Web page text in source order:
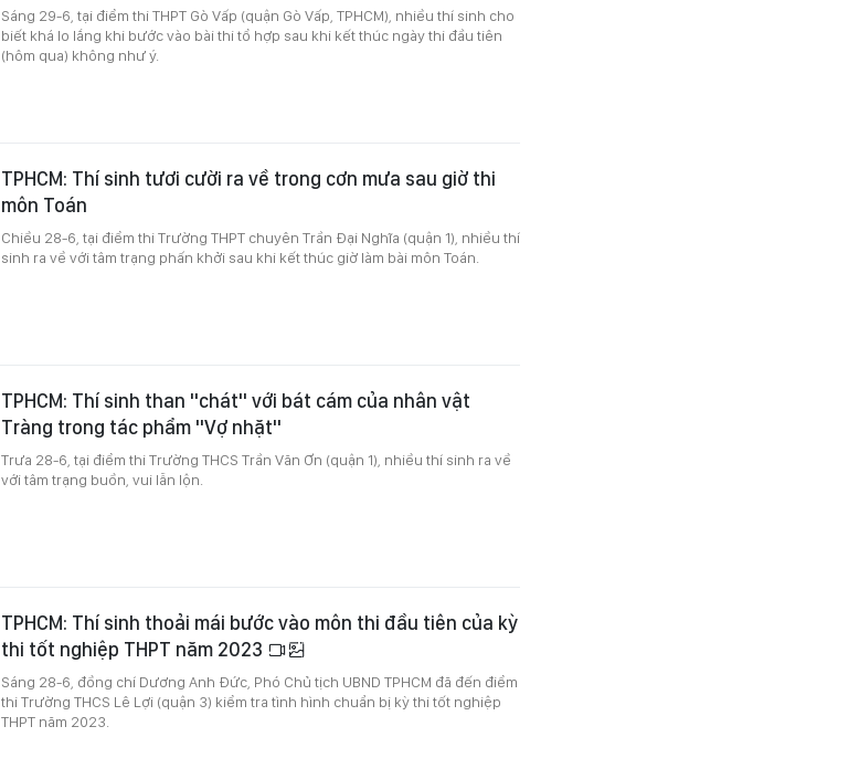
Sáng 29-6, tại điểm thi THPT Gò Vấp (quận Gò Vấp, TPHCM), nhiều thí sinh cho
biết khá lo lắng khi bước vào bài thi tổ hợp sau khi kết thúc ngày thi đầu tiên
(hôm qua) không như ý.
TPHCM: Thí sinh tươi cười ra về trong cơn mưa sau giờ thi
môn Toán
Chiều 28-6, tại điểm thi Trường THPT chuyên Trần Đại Nghĩa (quận 1), nhiều thí
sinh ra về với tâm trạng phấn khởi sau khi kết thúc giờ làm bài môn Toán.
TPHCM: Thí sinh than "chát" với bát cám của nhân vật
Tràng trong tác phẩm "Vợ nhặt"
Trưa 28-6, tại điểm thi Trường THCS Trần Văn Ơn (quận 1), nhiều thí sinh ra về
với tâm trạng buồn, vui lẫn lộn.
TPHCM: Thí sinh thoải mái bước vào môn thi đầu tiên của kỳ
thi tốt nghiệp THPT năm 2023
Sáng 28-6, đồng chí Dương Anh Đức, Phó Chủ tịch UBND TPHCM đã đến điểm
thi Trường THCS Lê Lợi (quận 3) kiểm tra tình hình chuẩn bị kỳ thi tốt nghiệp
THPT năm 2023.